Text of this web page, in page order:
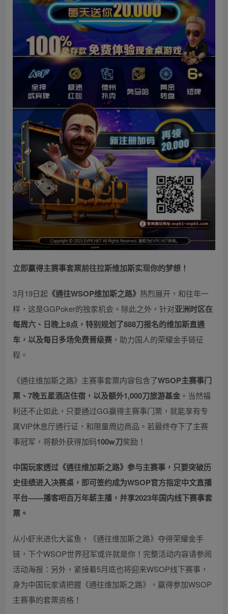
立即赢得主赛事套票前往拉斯维加斯实现你的梦想！
3月19日起 《通往WSOP维加斯之路》 热烈展开，和往年一
样，这是GGPoker的独家机会。除此之外，针对亚洲时区在
每周六、日晚上8点，特别规划了888刀报名的维加斯直通
车，以及每日多场免费晋级赛 ，助力国人的荣耀金手链征
程。
《通往维加斯之路》主赛事套票内容包含了WSOP主赛事门
票、7晚五星酒店住宿，以及额外1,000刀旅游基金 。当然福
利还不止如此，只要通过GG赢得主赛事门票，就能享有专
属VIP休息厅通行证，和限量周边商品。若最终夺下了主赛
事冠军，将额外获得加码100w刀奖励！
中国玩家透过《通往维加斯之路》参与主赛事，只要突破历
史佳绩进入决赛桌，即可签约成为WSOP官方指定中文直播
平台——播客吧百万年薪主播，并享2023年国内线下赛事套
票。
从小虾米进化大鲨鱼，《通往维加斯之路》夺得荣耀金手
链，下个WSOP世界冠军或许就是你！完整活动内容请参阅
活动海报： 另外，紧接着5月底也将迎来WSOP线下赛事，
身为中国玩家请把握《通往维加斯之路》，赢得参加WSOP
主赛事的套票资格！